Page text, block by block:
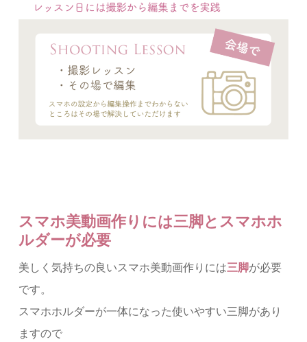
スマホ美動画作りには三脚とスマホホ
ルダーが必要
美しく気持ちの良いスマホ美動画作りには三脚が必要
です。
スマホホルダーが一体になった使いやすい三脚があり
ますので